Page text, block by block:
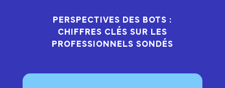
PERSPECTIVES DES BOTS :
CHIFFRES CLÉS SUR LES
PROFESSIONNELS SONDÉS